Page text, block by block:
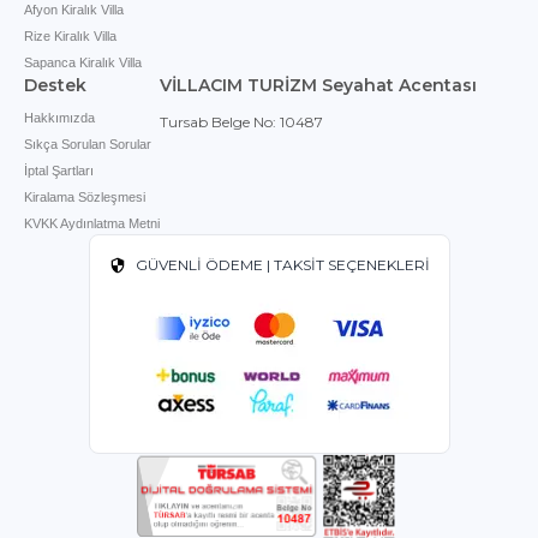
Afyon Kiralık Villa
Rize Kiralık Villa
Sapanca Kiralık Villa
Destek
Hakkımızda
Sıkça Sorulan Sorular
İptal Şartları
Kiralama Sözleşmesi
KVKK Aydınlatma Metni
VİLLACIM TURİZM Seyahat Acentası
Tursab Belge No: 10487
GÜVENLİ ÖDEME | TAKSİT SEÇENEKLERİ